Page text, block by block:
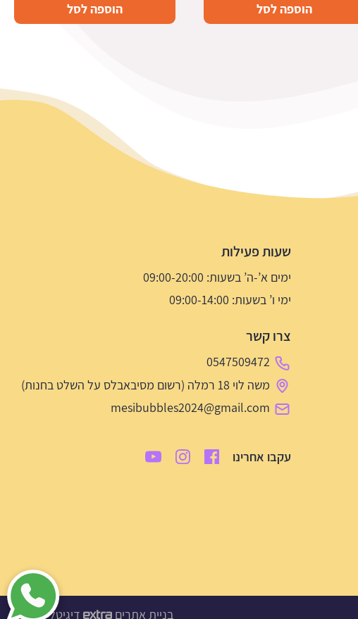
הוספה לסל הוספה לסל
שעות פעילות
ימים א’-ה’ בשעות: 09:00-20:00
ימי ו’ בשעות: 09:00-14:00
צרו קשר
0547509472
משה לוי 18 רמלה (רשום מסיבאבלס על השלט בחנות)
mesibubbles2024@gmail.com
עקבו אחרינו
בניית אתרים דיגיטל